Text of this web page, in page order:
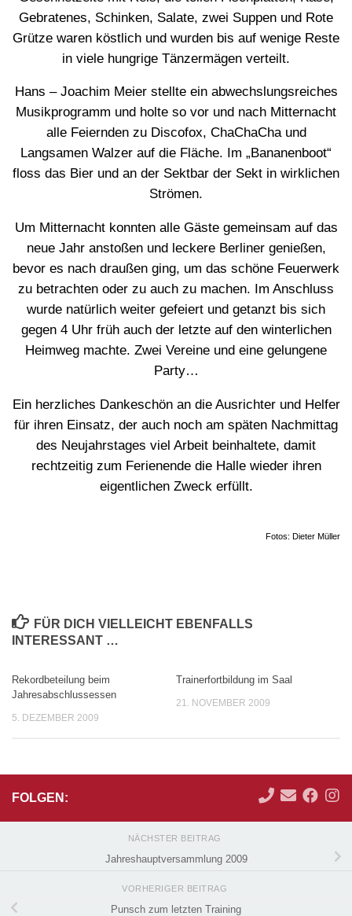
Gebratenes, Schinken, Salate, zwei Suppen und Rote
Grütze waren köstlich und wurden bis auf wenige Reste
in viele hungrige Tänzermägen verteilt.
Hans – Joachim Meier stellte ein abwechslungsreiches
Musikprogramm und holte so vor und nach Mitternacht
alle Feiernden zu Discofox, ChaChaCha und
Langsamen Walzer auf die Fläche. Im „Bananenboot“
floss das Bier und an der Sektbar der Sekt in wirklichen
Strömen.
Um Mitternacht konnten alle Gäste gemeinsam auf das
neue Jahr anstoßen und leckere Berliner genießen,
bevor es nach draußen ging, um das schöne Feuerwerk
zu betrachten oder zu auch zu machen. Im Anschluss
wurde natürlich weiter gefeiert und getanzt bis sich
gegen 4 Uhr früh auch der letzte auf den winterlichen
Heimweg machte. Zwei Vereine und eine gelungene
Party…
Ein herzliches Dankeschön an die Ausrichter und Helfer
für ihren Einsatz, der auch noch am späten Nachmittag
des Neujahrstages viel Arbeit beinhaltete, damit
rechtzeitig zum Ferienende die Halle wieder ihren
eigentlichen Zweck erfüllt.
Fotos: Dieter Müller
FÜR DICH VIELLEICHT EBENFALLS
INTERESSANT …
Rekordbeteilung beim
Jahresabschlussessen
5. DEZEMBER 2009
Trainerfortbildung im Saal
21. NOVEMBER 2009
FOLGEN:
NÄCHSTER BEITRAG
Jahreshauptversammlung 2009
VORHERIGER BEITRAG
Punsch zum letzten Training